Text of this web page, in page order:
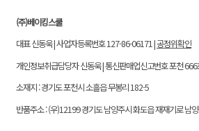
(주)베이킹스쿨
대표 신동욱 | 사업자등록번호 127-86-06171 |공정위확인
개인정보취급담당자 신동욱 | 통신판매업신고번호 포천 666
소재지 : 경기도 포천시 소흘읍 무봉리 182-5
반품주소 : (우)12199 경기도 남양주시 화도읍 재재기로 남